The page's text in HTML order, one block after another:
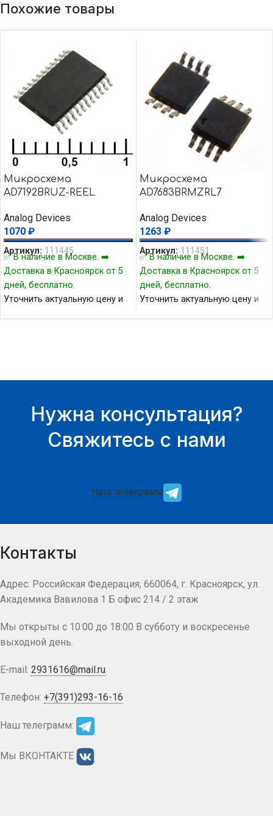
Похожие товары
Микросхема
AD7192BRUZ-REEL
Analog Devices
1070 ₽
Артикул: 111445
✅ В наличие в Москве. ➡️
Доставка в Красноярск от 5
дней, бесплатно.
Уточнить актуальную цену и
Микросхема
AD7683BRMZRL7
Analog Devices
1263 ₽
Артикул: 111451
✅ В наличие в Москве. ➡️
Доставка в Красноярск от 5
дней, бесплатно.
Уточнить актуальную цену и
Нужна консультация?
Свяжитесь с нами
Наш телеграмм
Контакты
Адрес: Российская Федерация, 660064, г. Красноярск, ул.
Академика Вавилова 1 Б офис 214 / 2 этаж
Мы открыты с 10:00 до 18:00 В субботу и воскресенье
выходной день.
E-mail: 2931616@mail.ru
Телефон: +7(391)293-16-16
Наш телеграмм:
Мы ВКОНТАКТЕ